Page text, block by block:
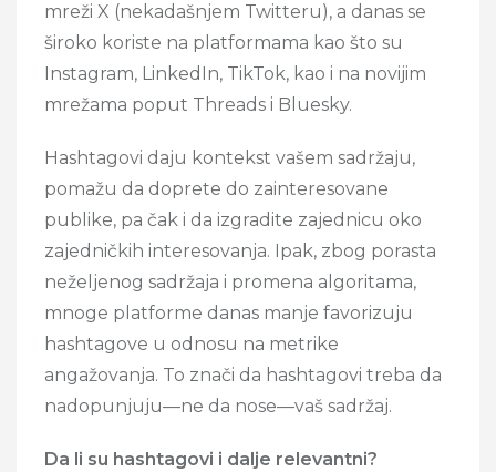
mreži X (nekadašnjem Twitteru), a danas se
široko koriste na platformama kao što su
Instagram, LinkedIn, TikTok, kao i na novijim
mrežama poput Threads i Bluesky.
Hashtagovi daju kontekst vašem sadržaju,
pomažu da doprete do zainteresovane
publike, pa čak i da izgradite zajednicu oko
zajedničkih interesovanja. Ipak, zbog porasta
neželjenog sadržaja i promena algoritama,
mnoge platforme danas manje favorizuju
hashtagove u odnosu na metrike
angažovanja. To znači da hashtagovi treba da
nadopunjuju—ne da nose—vaš sadržaj.
Da li su hashtagovi i dalje relevantni?